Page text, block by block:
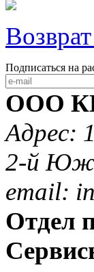
Подписаться на
ООО
Адрес:
2-й
email:
Отдел